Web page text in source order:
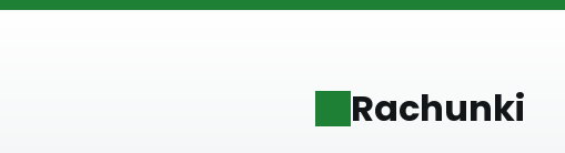
Rachunki